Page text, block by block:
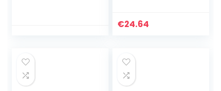
Brikettenstarter |
€24.64